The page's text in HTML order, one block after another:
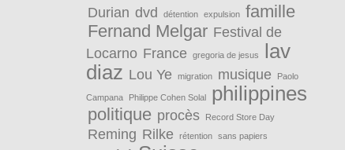
Durian dvd détention expulsion
famille
Fernand Melgar Festival de
Locarno France gregoria de jesus
lav
diaz Lou Ye migration musique Paolo
Campana Philippe Cohen Solal philippines
politique procès Record Store Day
Reming Rilke rétention sans papiers